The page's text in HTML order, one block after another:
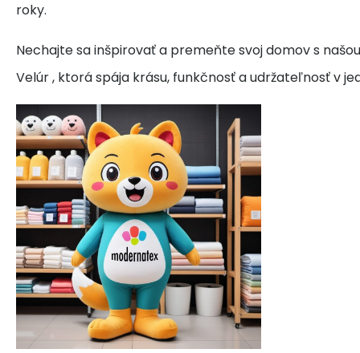
roky.
Nechajte sa inšpirovať a premeňte svoj domov s
Velúr , ktorá spája krásu, funkčnosť a udržateľnosť v